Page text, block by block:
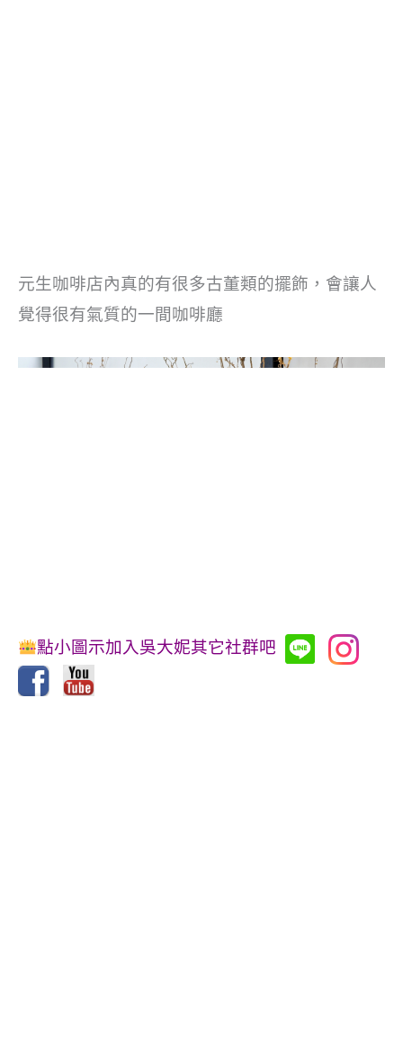
元生咖啡店內真的有很多古董類的擺飾，會讓人
覺得很有氣質的一間咖啡廳
點小圖示加入吳大妮其它社群吧